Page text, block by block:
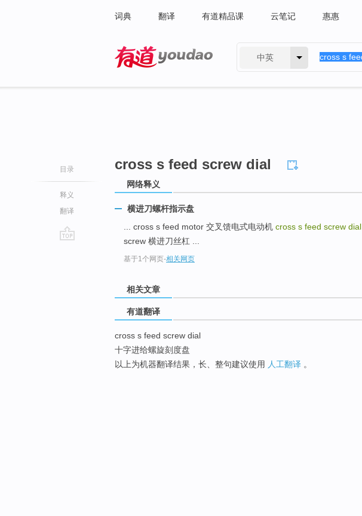
词典 翻译 有道精品课 云笔记 惠惠
中英
目录
释义
翻译
cross s feed screw dial
网络释义
横进刀螺杆指示盘
... cross s feed motor 交叉馈电式电动机 cross s feed screw dial
screw 横进刀丝杠 ...
基于1个网页-相关网页
相关文章
有道翻译
cross s feed screw dial
十字进给螺旋刻度盘
以上为机器翻译结果，长、整句建议使用 人工翻译 。